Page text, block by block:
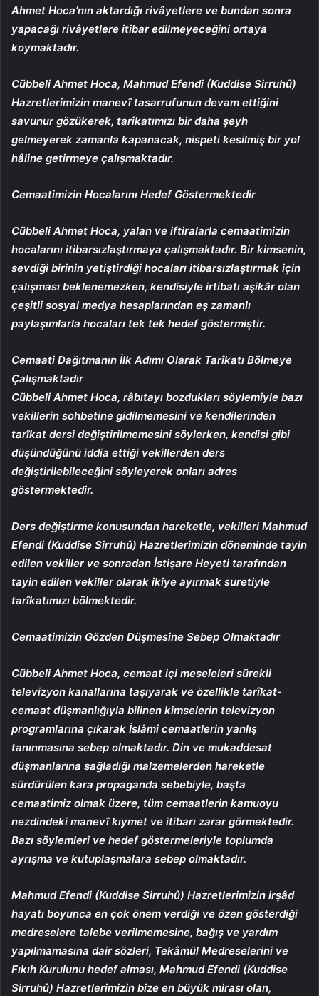
Ahmet Hoca’nın aktardığı rivâyetlere ve bundan sonra
yapacağı rivâyetlere itibar edilmeyeceğini ortaya
koymaktadır.
Cübbeli Ahmet Hoca, Mahmud Efendi (Kuddise Sirruhû)
Hazretlerimizin manevî tasarrufunun devam ettiğini
savunur gözükerek, tarîkatımızı bir daha şeyh
gelmeyerek zamanla kapanacak, nispeti kesilmiş bir yol
hâline getirmeye çalışmaktadır.
Cemaatimizin Hocalarını Hedef Göstermektedir
Cübbeli Ahmet Hoca, yalan ve iftiralarla cemaatimizin
hocalarını itibarsızlaştırmaya çalışmaktadır. Bir kimsenin,
sevdiği birinin yetiştirdiği hocaları itibarsızlaştırmak için
çalışması beklenemezken, kendisiyle irtibatı aşikâr olan
çeşitli sosyal medya hesaplarından eş zamanlı
paylaşımlarla hocaları tek tek hedef göstermiştir.
Cemaati Dağıtmanın İlk Adımı Olarak Tarîkatı Bölmeye
Çalışmaktadır
Cübbeli Ahmet Hoca, râbıtayı bozdukları söylemiyle bazı
vekillerin sohbetine gidilmemesini ve kendilerinden
tarîkat dersi değiştirilmemesini söylerken, kendisi gibi
düşündüğünü iddia ettiği vekillerden ders
değiştirilebileceğini söyleyerek onları adres
göstermektedir.
Ders değiştirme konusundan hareketle, vekilleri Mahmud
Efendi (Kuddise Sirruhû) Hazretlerimizin döneminde tayin
edilen vekiller ve sonradan İstişare Heyeti tarafından
tayin edilen vekiller olarak ikiye ayırmak suretiyle
tarîkatımızı bölmektedir.
Cemaatimizin Gözden Düşmesine Sebep Olmaktadır
Cübbeli Ahmet Hoca, cemaat içi meseleleri sürekli
televizyon kanallarına taşıyarak ve özellikle tarîkat-
cemaat düşmanlığıyla bilinen kimselerin televizyon
programlarına çıkarak İslâmî cemaatlerin yanlış
tanınmasına sebep olmaktadır. Din ve mukaddesat
düşmanlarına sağladığı malzemelerden hareketle
sürdürülen kara propaganda sebebiyle, başta
cemaatimiz olmak üzere, tüm cemaatlerin kamuoyu
nezdindeki manevî kıymet ve itibarı zarar görmektedir.
Bazı söylemleri ve hedef göstermeleriyle toplumda
ayrışma ve kutuplaşmalara sebep olmaktadır.
Mahmud Efendi (Kuddise Sirruhû) Hazretlerimizin irşâd
hayatı boyunca en çok önem verdiği ve özen gösterdiği
medreselere talebe verilmemesine, bağış ve yardım
yapılmamasına dair sözleri, Tekâmül Medreselerini ve
Fıkıh Kurulunu hedef alması, Mahmud Efendi (Kuddise
Sirruhû) Hazretlerimizin bize en büyük mirası olan,